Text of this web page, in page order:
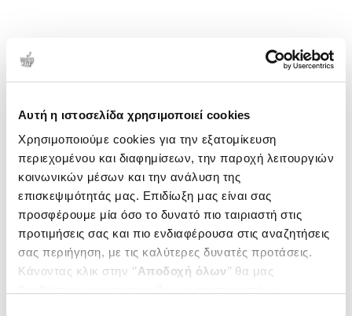
Αυτή η ιστοσελίδα χρησιμοποιεί cookies
Χρησιμοποιούμε cookies για την εξατομίκευση
περιεχομένου και διαφημίσεων, την παροχή λειτουργιών
κοινωνικών μέσων και την ανάλυση της
επισκεψιμότητάς μας. Επιδίωξη μας είναι σας
προσφέρουμε μία όσο το δυνατό πιο ταιριαστή στις
προτιμήσεις σας και πιο ενδιαφέρουσα στις αναζητήσεις
σας περιήγηση, με τις καλύτερες δυνατές προτάσεις.
Κάνοντας κλικ στην ‘’Αποδοχή όλων’’ θα μας